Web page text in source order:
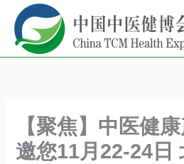
容
【聚焦】中医健
邀您11月22-24日